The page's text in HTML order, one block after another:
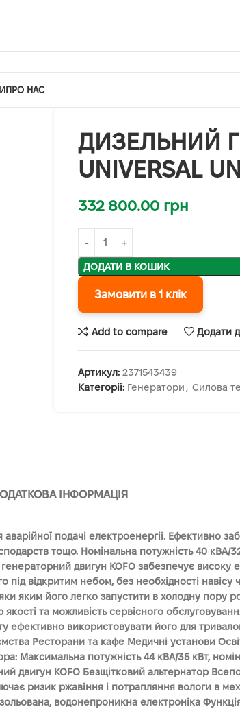
ПРО НАС
ДИЗЕЛЬНИЙ
UNIVERSAL
332 800.00 грн
ДОДАТИ В КОШИК
Замовити в 1 клік
Add to compare Додати
Артикул: 2371543439
Категорії: Генератори , Силова
ІНФОРМАЦІЯ
подачі електроенергії. Ефективно
тощо. Номінальна потужність 40
двигун KOFO забезпечує
відкритим небом, без необхідності
яким його легко запустити в холодну пору
та можливість сервісного
ефективно використовувати його для
Ресторани та кафе Медичні установи
Максимальна потужність 44 кВА/35 кВт,
двигун KOFO Безщітковий альтернатор
ризик ржавіння і потрапляння вологи в
водонепроникна електроніка